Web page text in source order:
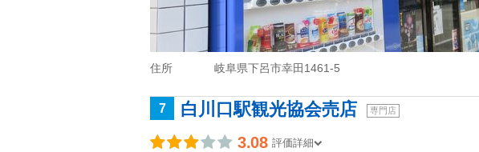
住所 岐阜県下呂市幸田1461-5
7 白川口駅観光協会売店 専門店
3.08 評価詳細